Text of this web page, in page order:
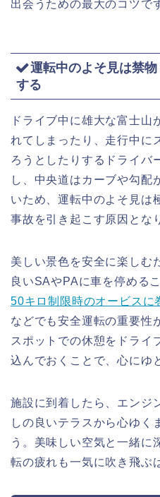
出会うための最大のコツで
運転中のよそ見は禁
する
ドライブ中に雄大な富士山
れてしまったり、走行中に
ろうとしたりするドライバ
し、中央道はカーブや勾配
いため、運転中のよそ見は
事故を引き起こす原因とな
美しい景色を安全に楽しむ
良いSAやPAに車を停める
50キロ制限時のオービスに
などでも安全運転の重要性
スポットでの休憩をドライ
込んでおくことで、心にゆ
施設に到着したら、エンジ
しの良いテラスから心ゆく
う。美味しい空気と一緒に
転の疲れも一気に吹き飛ぶ